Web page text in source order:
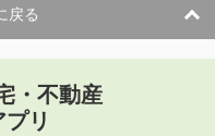
戻る
・不動産
プリ